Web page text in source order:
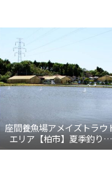
座間養魚場アメイズトラウ
エリア【柏市】夏季釣り場
5/17より新装オープン！ト